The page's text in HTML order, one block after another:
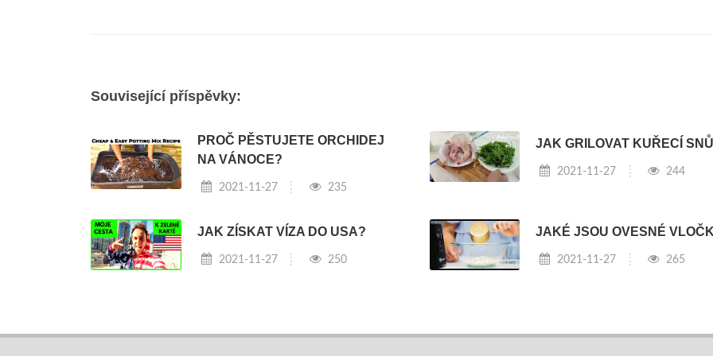
Související příspěvky:
PROČ PĚSTUJETE ORCHIDEJ
NA VÁNOCE?
2021-11-27 235
JAK GRILOVAT KUŘECÍ
2021-11-27 244
JAK ZÍSKAT VÍZA DO USA?
2021-11-27 250
JAKÉ JSOU OVESNÉ
2021-11-27 265